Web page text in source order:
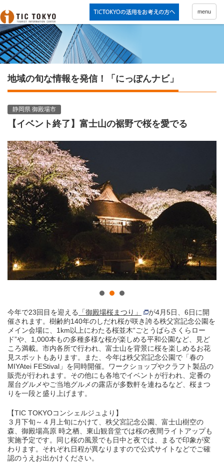
menu
地域の旬な情報を発信！「にっぽんナビ」
静岡県 御殿場市
【イベント終了】富士山の裾野で桜を愛でる
今年で23回目を迎える 「御殿場桜まつり」
が4月5日、6日に開
催されます。樹齢約140年のしだれ桜が咲き誇る秩父宮記念公園を
メイン会場に、1km以上にわたる桜並木“ごとうばらさくらロー
ド”や、1,000本もの多種多様な桜が楽しめる平和公園など、見ど
ころ満載。市内各所で行われ、富士山を背景に桜を楽しめるお花
見スポットもあります。また、今年は秩父宮記念公園で「春の
MIYAtei FEStival」を同時開催。ワークショップやクラフト製品の
販売が行われます。その他にも各地でイベントが行われ、定番の
屋台グルメやご当地グルメの露店が多数軒を連ねるなど、桜まつ
りを一段と盛り上げます。
【TIC TOKYOコンシェルジュより】
３月下旬～４月上旬にかけて、秩父宮記念公園、富士山樹空の
森、御殿場高原 時之栖、東山観音堂では桜の夜間ライトアップも
実施予定です。同じ桜の風景でも日中と夜では、まるで印象が変
わります。それぞれ日程が異なりますので公式サイトなどでご確
認のうえお出かけください。